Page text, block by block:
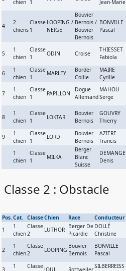
chien 1
Jean-Marie
4
2
chiens
Classe
1
LOOPING /
NEIGE
Bouvier
Bernois /
Bouvier
Bernois
BONVILLE
Pascal
5
1
chien
Classe
1
ODIN Croise
THIESSET
Fabiola
6
1
chien
Classe
1
MARLEY
Border
Collie
MAIRE
Cyrille
7
1
chien
Classe
1
PAPILLON
Dogue
Allemand
MAHOU
Serge
8
1
chien
Classe
1
LOKTAR
Bouvier
Bernois
GOUVRY
Thierry
9
1
chien
Classe
1
LORD
Bouvier
Bernois
AZIERE
Francis
1
chien
Classe
1
MILKA
Berger
Blanc
Suisse
DEMANGE
Denis
Classe 2 : Obstacle
Pos.Cat. ClasseChien Race Conducteur
1
1
chien
Classe
2
LUTHOR Berger De
Picardie
DOLLÉ
Christine
2
1
chien
Classe
2
LOOPING
Bouvier
Bernois
BONVILLE
Pascal
3
1
Classe JOUL RottweilerSILBERREISS